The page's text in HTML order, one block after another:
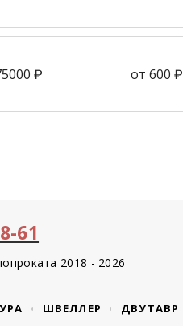
₽ от 600 ₽
61
2018 - 2026
ШВЕЛЛЕР ДВУТАВР